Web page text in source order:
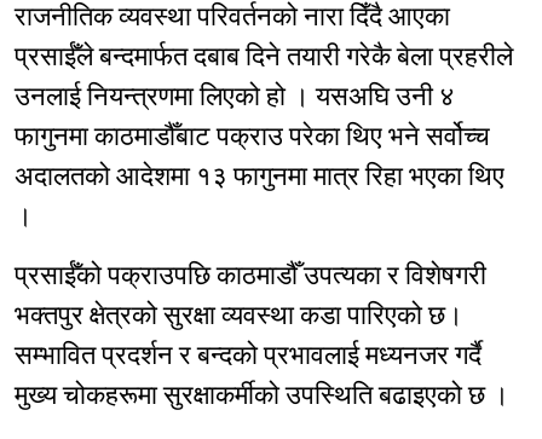
राजनीतिक व्यवस्था परिवर्तनको नारा दिँदै आएका
प्रसाईँले बन्दमार्फत दबाब दिने तयारी गरेकै बेला प्रहरीले
उनलाई नियन्त्रणमा लिएको हो । यसअघि उनी ४
फागुनमा काठमाडौँबाट पक्राउ परेका थिए भने सर्वोच्च
अदालतको आदेशमा १३ फागुनमा मात्र रिहा भएका थिए
।
प्रसाईँको पक्राउपछि काठमाडौँ उपत्यका र विशेषगरी
भक्तपुर क्षेत्रको सुरक्षा व्यवस्था कडा पारिएको छ।
सम्भावित प्रदर्शन र बन्दको प्रभावलाई मध्यनजर गर्दै
मुख्य चोकहरूमा सुरक्षाकर्मीको उपस्थिति बढाइएको छ ।